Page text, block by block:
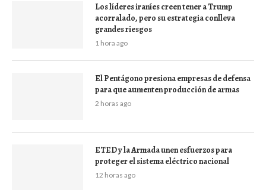
Los líderes iraníes creen tener a Trump
acorralado, pero su estrategia conlleva
grandes riesgos
1 hora ago
El Pentágono presiona empresas de defensa
para que aumenten producción de armas
2 horas ago
ETED y la Armada unen esfuerzos para
proteger el sistema eléctrico nacional
12 horas ago